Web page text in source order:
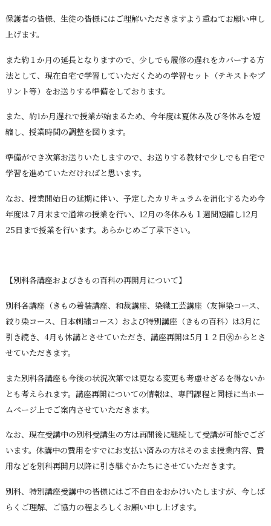
保護者の皆様、生徒の皆様にはご理解いただきますよう重ねてお願い申し
上げます。
また約１か月の延長となりますので、少しでも履修の遅れをカバーする方
法として、現在自宅で学習していただくための学習セット（テキストやプ
リント等）をお送りする準備をしております。
また、約1か月遅れで授業が始まるため、今年度は夏休み及び冬休みを短
縮し、授業時間の調整を図ります。
準備ができ次第お送りいたしますので、お送りする教材で少しでも自宅で
学習を進めていただければと思います。
なお、授業開始日の延期に伴い、予定したカリキュラムを消化するため今
年度は７月末まで通常の授業を行い、12月の冬休みも１週間短縮し12月
25日まで授業を行います。あらかじめご了承下さい。
【別科各講座およびきもの百科の再開月について】
別科各講座（きもの着装講座、和裁講座、染織工芸講座（友禅染コース、
絞り染コース、日本刺繍コース）および特別講座（きもの百科）は3月に
引き続き、4月も休講とさせていただき、講座再開は5月１２日㊋からとさ
せていただきます。
また別科各講座も今後の状況次第では更なる変更も考慮せざるを得ないか
とも考えられます。講座再開についての情報は、専門課程と同様に当ホー
ムページ上でご案内させていただきます。
なお、現在受講中の別科受講生の方は再開後に継続して受講が可能でござ
います。休講中の費用をすでにお支払い済みの方はそのまま授業内容、費
用などを別科再開月以降に引き継ぐかたちにさせていただきます。
別科、特別講座受講中の皆様にはご不自由をおかけいたしますが、今しば
らくご理解、ご協力の程よろしくお願い申し上げます。